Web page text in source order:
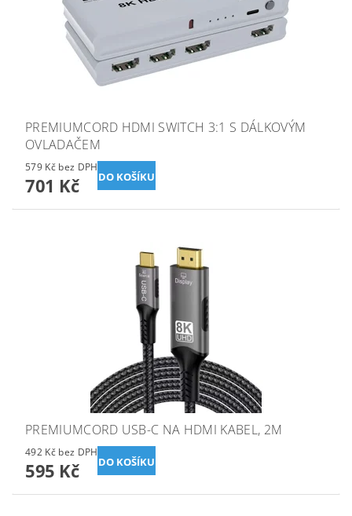
PREMIUMCORD HDMI SWITCH 3:1 S DÁLKOVÝM
OVLADAČEM
579 Kč bez DPH
701 Kč
PREMIUMCORD USB-C NA HDMI KABEL, 2M
492 Kč bez DPH
595 Kč